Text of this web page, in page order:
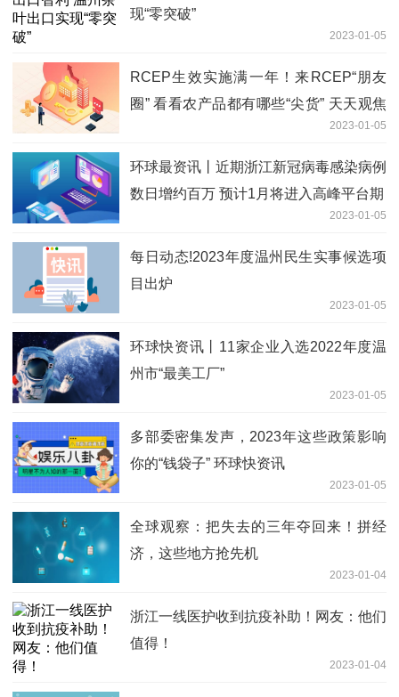
现“零突破”
2023-01-05
RCEP生效实施满一年！来RCEP“朋友
圈” 看看农产品都有哪些“尖货” 天天观焦
2023-01-05
环球最资讯丨近期浙江新冠病毒感染病例
数日增约百万 预计1月将进入高峰平台期
2023-01-05
每日动态!2023年度温州民生实事候选项
目出炉
2023-01-05
环球快资讯丨11家企业入选2022年度温
州市“最美工厂”
2023-01-05
多部委密集发声，2023年这些政策影响
你的“钱袋子” 环球快资讯
2023-01-05
全球观察：把失去的三年夺回来！拼经
济，这些地方抢先机
2023-01-04
浙江一线医护收到抗疫补助！网友：他们
值得！
2023-01-04